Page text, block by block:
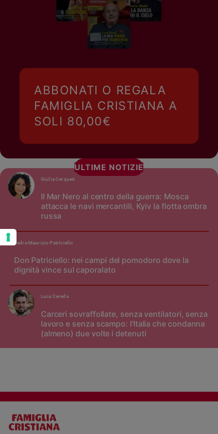
ABBONATI O REGALA
FAMIGLIA CRISTIANA A
SOLI 80,00€
ULTIME NOTIZIE
Il Mar Nero al centro della guerra: Mosca
attacca le navi mercantili, Kyiv la flotta ombra
russa
Giulia Cerqueti
Don Patriciello: nei campi del pomodoro dove la
dignità vince sul caporalato
padre Maurizio Patriciello
Carceri sovraffollate, senza ventilatori, senza
lavoro e senza scampo: l'Italia che condanna
(almeno) due volte i detenuti
Luca Cereda